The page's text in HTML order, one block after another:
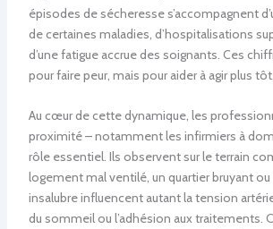
épisodes de sécheresse s’accompagnent
de certaines maladies, d’hospitalisations
d’une fatigue accrue des soignants. Ces
pour faire peur, mais pour aider à agir plus
Au cœur de cette dynamique, les
proximité – notamment les infirmiers à
rôle essentiel. Ils observent sur le terrain
logement mal ventilé, un quartier bruyant
insalubre influencent autant la tension
du sommeil ou l’adhésion aux traitements.